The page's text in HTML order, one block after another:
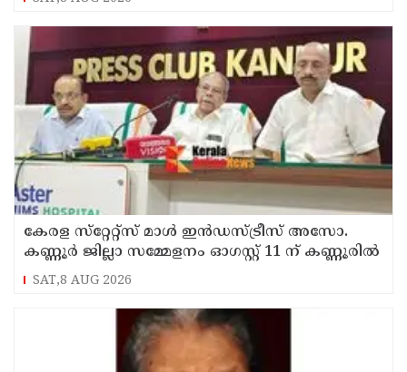
കേരള സ്‌റ്റേറ്റ്സ് മാൾ ഇൻഡസ്ട്രീസ് അസോ.
കണ്ണൂർ ജില്ലാ സമ്മേളനം ഓഗസ്റ്റ് 11 ന് കണ്ണൂരിൽ
SAT,8 AUG 2026